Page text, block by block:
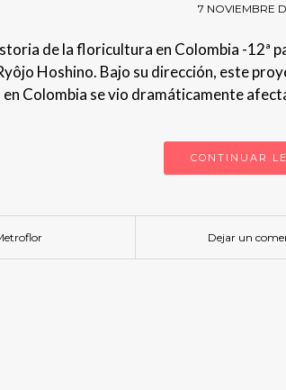
7 NOVIEMBRE
de la floricultura en Colombia -12ª
Hoshino. Bajo su dirección, este
Colombia se vio dramáticamente
CONTINUAR
Dejar un